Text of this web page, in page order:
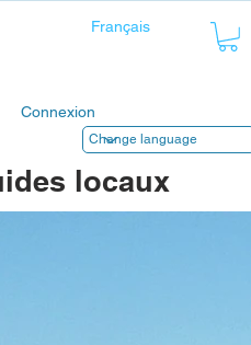
Connexion
locaux